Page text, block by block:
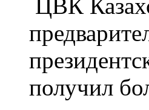
ЦВК
получил